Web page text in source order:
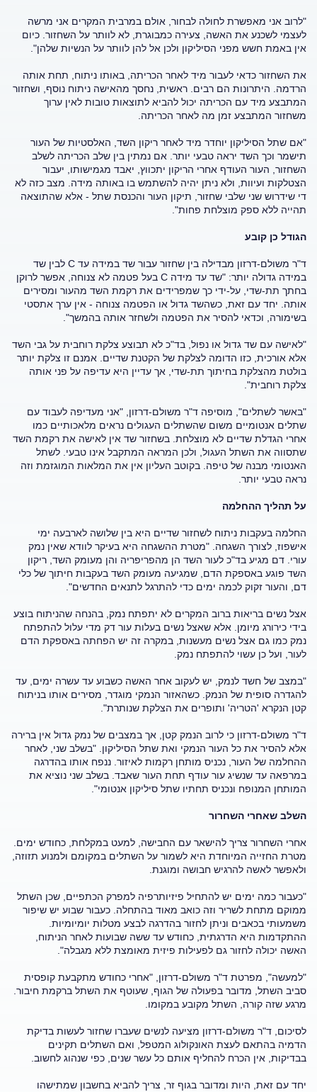
"לרוב אני מאפשרת לחולה לבחור, אולם במרבית המקרים אני מרשה
לעצמי לשכנע את האשה, צעירה כמבוגרת, לא לוותר על השחזור. כיום
אין באמת חשש מפני הסיליקון ולכן אל להן לוותר על הנשיות שלהן".
את השחזור כדאי לעבור מיד לאחר הכריתה, באותו ניתוח, תחת אותה
הרדמה. היתרונות הם רבים. ראשית, נחסך מהאישה ניתוח נוסף, ושחזור
המתבצע מיד עם הכריתה יכול להביא לתוצאות טובות לאין ערוך
משחזור המתבצע זמן מה לאחר הכריתה.
"אם שתל הסיליקון יוחדר מיד לאחר ריקון השד, האלסטיות של העור
תישמר וכך השד יראה טבעי יותר. אם נמתין בין שלב הכריתה לשלב
השחזור, העור העודף אחרי הריקון יתכווץ, יאבד מגמישותו, יעבור
הצטלקות ועיוות, ולא ניתן יהיה להשתמש בו באותה מידה. מצב כזה לא
די שידרוש שני שלבי שחזור, תיקון העור והכנסת שתל - אלא שהתוצאה
תהייה ללא ספק מוצלחת פחות".
הגודל כן קובע
ד"ר משולם-דרזון מבדילה בין שחזור עבור שד במידה עד C לבין שד
במידה גדולה יותר: "שד עד מידה C בעל פטמה לא צנוחה, אפשר לרוקן
בחתך תת-שדי, על-ידי כך שמפרידים את רקמת השד מהעור ומסירים
אותה. יחד עם זאת, כשהשד גדול או הפטמה צנוחה - אין ערך אתסטי
בשימורה, וכדאי להסיר את הפטמה ולשחזר אותה בהמשך".
"לאישה עם שד גדול או נפול, בד"כ לא תבוצע צלקת רוחבית על גבי השד
אלא אורכית, כזו הדומה לצלקת של הקטנת שדיים. אמנם זו צלקת יותר
בולטת מהצלקת בחיתוך תת-שדי, אך עדיין היא עדיפה על פני אותה
צלקת רוחבית".
"באשר לשתלים", מוסיפה ד"ר משולם-דרזון, "אני מעדיפה לעבוד עם
שתלים אנטומיים משום שהשתלים העגולים נראים מלאכותיים כמו
אחרי הגדלת שדיים לא מוצלחת. בשחזור שד אין לאישה את רקמת השד
שתסווה את השתל העגול, ולכן המראה המתקבל אינו טבעי. לשתל
האנטומי מבנה של טיפה. בקוטב העליון אין את המלאות המוגזמת וזה
נראה טבעי יותר.
על תהליך ההחלמה
החלמה בעקבות ניתוח לשחזור שדיים היא בין שלושה לארבעה ימי
אישפוז, לצורך השגחה. "מטרת ההשגחה היא בעיקר לוודא שאין נמק
עורי. דם מגיע בד"כ לעור השד הן מהפריפריה והן מעומק השד, ריקון
השד פוגע באספקת הדם, שמגיעה מעומק השד בעקבות חיתוך של כלי
דם, והעור זקוק לכמה ימים כדי להתרגל לתנאים החדשים".
אצל נשים בריאות ברוב המקרים לא יתפתח נמק, בהנחה שהניתוח בוצע
בידי כירורג מיומן. אלא שאצל נשים בעלות עור דק מדי עלול להתפתח
נמק כמו גם אצל נשים מעשנות, במקרה זה יש הפחתה באספקת הדם
לעור, ועל כן עשוי להתפתח נמק.
"במצב של חשד לנמק, יש לעקוב אחר האשה כשבוע עד עשרה ימים, עד
להגדרה סופית של הנמק. כשהאזור הנמקי מוגדר, מסירים אותו בניתוח
קטן הנקרא 'הטריה' ותופרים את הצלקת שנותרת".
ד"ר משולם-דרזון כי לרוב הנמק קטן, אך במצבים של נמק גדול אין ברירה
אלא להסיר את כל העור הנמקי ואת שתל הסיליקון. "בשלב שני, לאחר
ההחלמה של העור, נכניס מותחן רקמות לאיזור. ננפח אותו בהדרגה
במרפאה עד שנשיג עור עודף תחת העור שאבד. בשלב שני נוציא את
המותחן המנופח ונכניס תחתיו שתל סיליקון אנטומי".
השלב שאחרי השחרור
אחרי השחרור צריך להישאר עם החבישה, למעט במקלחת, כחודש ימים.
מטרת החזייה המיוחדת היא לשמור על השתלים במקומם ולמנוע תזוזה,
ולאפשר לאשה להרגיש חבושה ומוגנת.
"כעבור כמה ימים יש להתחיל פיזיותרפיה למפרק הכתפיים, שכן השתל
ממוקם מתחת לשריר וזה כואב מאוד בהתחלה. כעבור שבוע יש שיפור
משמעותי בכאבים וניתן לחזור בהדרגה לבצע מטלות יומיומיות.
ההתקדמות היא הדרגתית, כחודש עד ששה שבועות לאחר הניתוח,
האשה יכולה לחזור גם לפעילות פיזית מאומצת ללא מגבלה".
"למעשה", מפרטת ד"ר משולם-דרזון, "אחרי כחודש מתקבעת קופסית
סביב השתל, מדובר בפעולה של הגוף, שעוטף את השתל ברקמת חיבור.
מרגע שזה קורה, השתל מקובע במקומו.
לסיכום, ד"ר משולם-דרזון מציעה לנשים שעברו שחזור לעשות בדיקת
הדמיה בהתאם לעצת האונקולוג המטפל, ואם השתלים תקינים
בבדיקות, אין הכרח להחליף אותם כל עשר שנים, כפי שנהוג לחשוב.
יחד עם זאת, היות ומדובר בגוף זר, צריך להביא בחשבון שמתישהו